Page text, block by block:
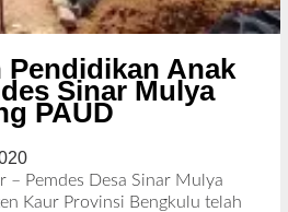
Pendidikan Anak
Sinar Mulya
PAUD
o
l
e
– Pemdes Desa Sinar Mulya
Kaur Provinsi Bengkulu telah